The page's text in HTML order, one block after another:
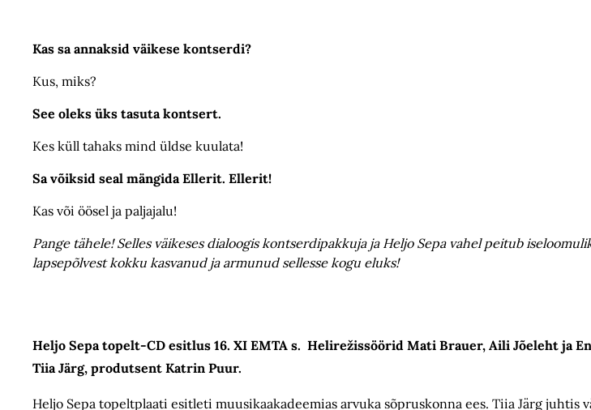
Kas sa annaksid väikese kontserdi?
Kus, miks?
See oleks üks tasuta kontsert.
Kes küll tahaks mind üldse kuulata!
Sa võiksid seal mängida Ellerit. Ellerit!
Kas või öösel ja paljajalu!
Pange tähele! Selles väikeses dialoogis kontserdipakkuja ja Heljo Sepa vahel peitub
lapsepõlvest kokku kasvanud ja armunud sellesse kogu eluks!
Heljo Sepa topelt-CD esitlus 16. XI EMTA s. Helirežissöörid Mati Brauer, Aili Jõeleht ja
Tiia Järg, produtsent Katrin Puur.
Heljo Sepa topeltplaati esitleti muusikaakadeemias arvuka sõpruskonna ees. Tiia Järg juhtis